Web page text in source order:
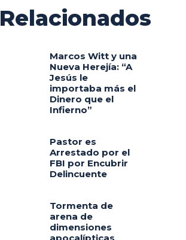
Relacionados
Marcos Witt y una
Nueva Herejía: “A
Jesús le
importaba más el
Dinero que el
Infierno”
Pastor es
Arrestado por el
FBI por Encubrir
Delincuente
Tormenta de
arena de
dimensiones